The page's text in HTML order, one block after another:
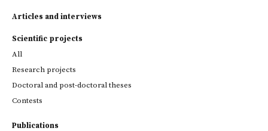
Articles and interviews
Scientific projects
All
Research projects
Doctoral and post-doctoral theses
Contests
Publications